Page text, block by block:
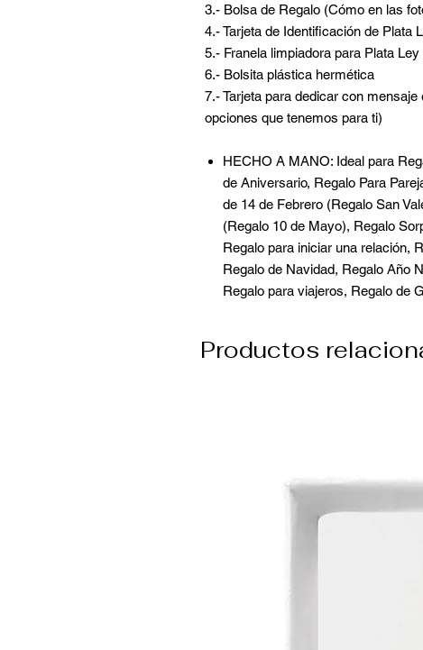
3.- Bolsa de Regalo (Cómo en las
4.- Tarjeta de Identificación de Plata
5.- Franela limpiadora para Plata Ley
6.- Bolsita plástica hermética
7.- Tarjeta para dedicar con
opciones que tenemos para ti)
HECHO A MANO: Ideal para
de Aniversario, Regalo Para
de 14 de Febrero (Regalo San
(Regalo 10 de Mayo), Regalo
Regalo para iniciar una relación,
Regalo de Navidad, Regalo Año
Regalo para viajeros, Regalo de
Productos